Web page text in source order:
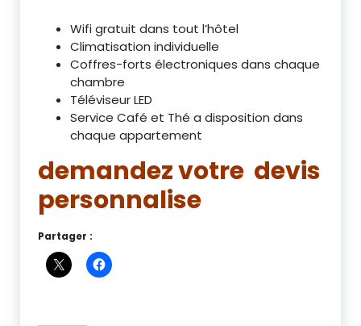
Wifi gratuit dans tout l’hôtel
Climatisation individuelle
Coffres-forts électroniques dans chaque
chambre
Téléviseur LED
Service Café et Thé a disposition dans
chaque appartement
demandez votre devis
personnalise
Partager :